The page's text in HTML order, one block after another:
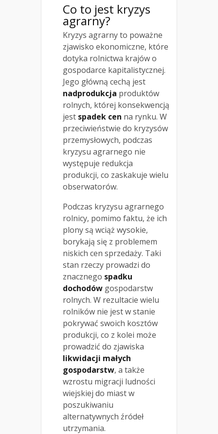
Co to jest kryzys
agrarny?
Kryzys agrarny to poważne
zjawisko ekonomiczne, które
dotyka rolnictwa krajów o
gospodarce kapitalistycznej.
Jego główną cechą jest
nadprodukcja produktów
rolnych, której konsekwencją
jest spadek cen na rynku. W
przeciwieństwie do kryzysów
przemysłowych, podczas
kryzysu agrarnego nie
występuje redukcja
produkcji, co zaskakuje wielu
obserwatorów.
Podczas kryzysu agrarnego
rolnicy, pomimo faktu, że ich
plony są wciąż wysokie,
borykają się z problemem
niskich cen sprzedaży. Taki
stan rzeczy prowadzi do
znacznego spadku
dochodów gospodarstw
rolnych. W rezultacie wielu
rolników nie jest w stanie
pokrywać swoich kosztów
produkcji, co z kolei może
prowadzić do zjawiska
likwidacji małych
gospodarstw, a także
wzrostu migracji ludności
wiejskiej do miast w
poszukiwaniu
alternatywnych źródeł
utrzymania.